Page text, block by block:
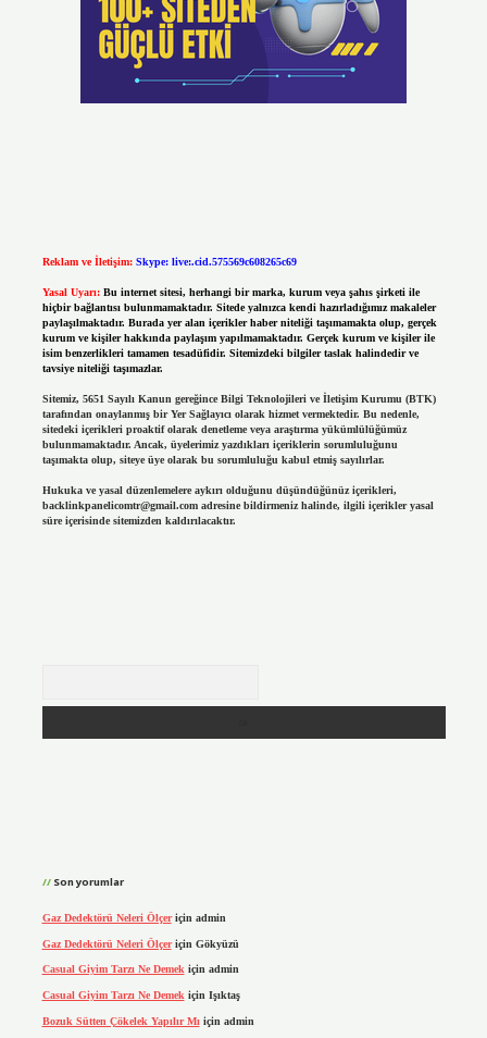
Reklam ve İletişim: Skype: live:.cid.575569c608265c69
Yasal Uyarı: Bu internet sitesi, herhangi bir marka, kurum veya şahıs şirketi ile
hiçbir bağlantısı bulunmamaktadır. Sitede yalnızca kendi hazırladığımız makaleler
paylaşılmaktadır. Burada yer alan içerikler haber niteliği taşımamakta olup, gerçek
kurum ve kişiler hakkında paylaşım yapılmamaktadır. Gerçek kurum ve kişiler ile
isim benzerlikleri tamamen tesadüfidir. Sitemizdeki bilgiler taslak halindedir ve
tavsiye niteliği taşımazlar.
Sitemiz, 5651 Sayılı Kanun gereğince Bilgi Teknolojileri ve İletişim Kurumu (BTK)
tarafından onaylanmış bir Yer Sağlayıcı olarak hizmet vermektedir. Bu nedenle,
sitedeki içerikleri proaktif olarak denetleme veya araştırma yükümlülüğümüz
bulunmamaktadır. Ancak, üyelerimiz yazdıkları içeriklerin sorumluluğunu
taşımakta olup, siteye üye olarak bu sorumluluğu kabul etmiş sayılırlar.
Hukuka ve yasal düzenlemelere aykırı olduğunu düşündüğünüz içerikleri,
backlinkpanelicomtr@gmail.comadresine bildirmeniz halinde, ilgili içerikler yasal
süre içerisinde sitemizden kaldırılacaktır.
Son yorumlar
Gaz Dedektörü Neleri Ölçeriçin admin
Gaz Dedektörü Neleri Ölçeriçin Gökyüzü
Casual Giyim Tarzı Ne Demekiçin admin
Casual Giyim Tarzı Ne Demek için Işıktaş
Bozuk Sütten Çökelek Yapılır Mı için admin